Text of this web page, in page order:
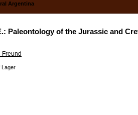
Argentina
Paleontology of the Jurassic and
Freund
Lager